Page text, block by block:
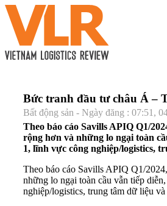
Bức tranh đầu tư châu Á –
Bất động sản - Ngày đăng : 07:51,
Theo báo cáo Savills APIQ Q1/
rộng hơn và những lo ngại toàn
1, lĩnh vực công nghiệp/logistics,
Theo báo cáo Savills APIQ Q1/
những lo ngại toàn cầu vẫn tiếp
nghiệp/logistics, trung tâm dữ liệu